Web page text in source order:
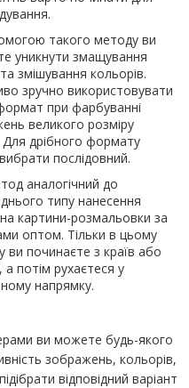
такого методу ви
уникнути змащування
змішування кольорів.
зручно використовувати
при фарбуванні
великого розміру
дрібного формату
послідовний.
аналогічний до
типу нанесення
картини-розмальовки за
оптом. Тільки в цьому
ви починаєте з країв або
а потім рухаєтеся у
напрямку.
ви можете будь-якого
зображень, кольорів,
відповідний варіант